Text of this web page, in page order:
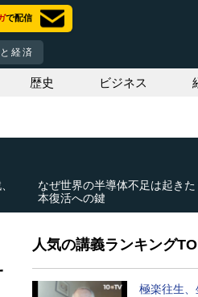
で配信
経済
歴史 ビジネス
なぜ世界の半導体不足は起き
本復活への鍵
人気の講義ランキング
極楽往生